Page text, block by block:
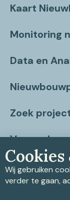
Kaart
Monitoring
Data en
Zoek
Vragen
Contact
Wij gebruiken
verder te gaan,